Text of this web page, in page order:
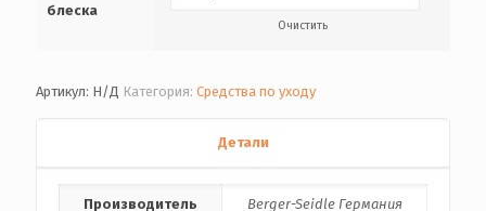
блеска
Очистить
Артикул: Н/Д Категория: Средства по уходу
Детали
Производитель Berger-Seidle Германия